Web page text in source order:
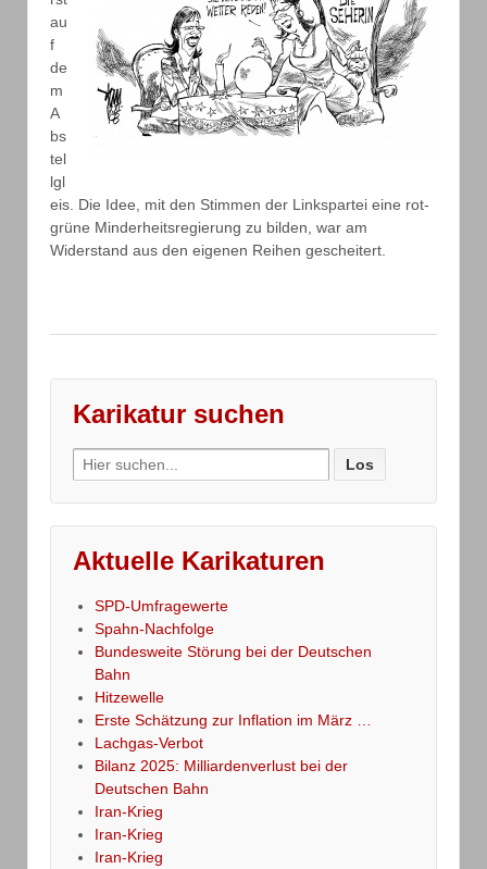
au
f
de
m
A
bs
tel
lgl
eis. Die Idee, mit den Stimmen der Linkspartei eine rot-
grüne Minderheitsregierung zu bilden, war am
Widerstand aus den eigenen Reihen gescheitert.
Karikatur suchen
Search
for:
Aktuelle Karikaturen
SPD-Umfragewerte
Spahn-Nachfolge
Bundesweite Störung bei der Deutschen
Bahn
Hitzewelle
Erste Schätzung zur Inflation im März …
Lachgas-Verbot
Bilanz 2025: Milliardenverlust bei der
Deutschen Bahn
Iran-Krieg
Iran-Krieg
Iran-Krieg